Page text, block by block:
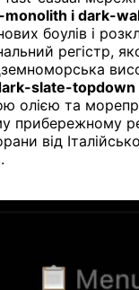
monolith і dark-
боулів і
регістр,
slate-topdown
олією та
прибережному
від